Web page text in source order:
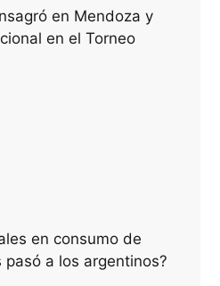
en Mendoza y
en el Torneo
en consumo de
a los argentinos?